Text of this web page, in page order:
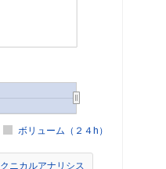
ボリューム（２４h）
ニカルアナリシス